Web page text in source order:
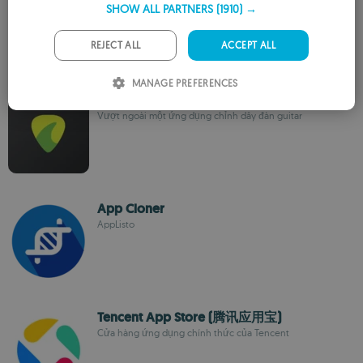
Danh mục phong phú các ứng dụng miễn phí và ứng
Vượt ngoài một ứng dụng chỉnh dây đàn guitar
App Cloner
AppListo
Tencent App Store (腾讯应用宝)
Cửa hàng ứng dụng chính thức của Tencent
SHOW ALL PARTNERS (1910) →
ACCEPT ALL
REJECT ALL
MANAGE PREFERENCES